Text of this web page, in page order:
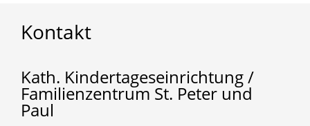
Kontakt
Kath. Kindertageseinrichtung/
Familienzentrum St. Peter und
Paul